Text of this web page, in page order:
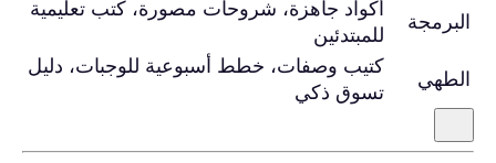
البرمجة
أكواد جاهزة، شروحات مصورة، كتب تعليمية
للمبتدئين
الطهي
كتيب وصفات، خطط أسبوعية للوجبات، دليل
تسوق ذكي